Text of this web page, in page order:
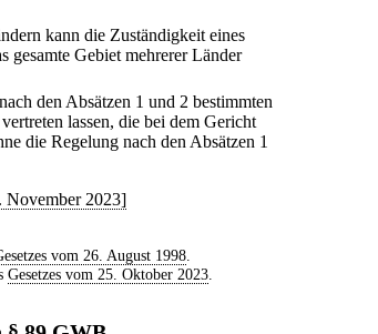
kann die Zuständigkeit eines
gesamte Gebiet mehrerer Länder
den Absätzen 1 und 2 bestimmten
lassen, die bei dem Gericht
die Regelung nach den Absätzen 1
November 2023]
vom 26. August 1998.
Gesetzes vom 25. Oktober 2023.